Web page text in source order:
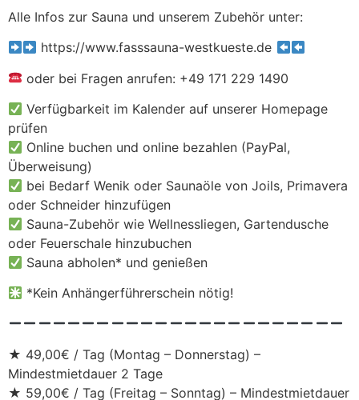
Alle Infos zur Sauna und unserem Zubehör unter:
https://www.fasssauna-westkueste.de
oder bei Fragen anrufen: +49 171 229 1490
Verfügbarkeit im Kalender auf unserer Homepage
prüfen
Online buchen und online bezahlen (PayPal,
Überweisung)
bei Bedarf Wenik oder Saunaöle von Joils, Primavera
oder Schneider hinzufügen
Sauna-Zubehör wie Wellnessliegen, Gartendusche
oder Feuerschale hinzubuchen
Sauna abholen* und genießen
*Kein Anhängerführerschein nötig!
★ 49,00€ / Tag (Montag – Donnerstag) –
Mindestmietdauer 2 Tage
★ 59,00€ / Tag (Freitag – Sonntag) – Mindestmietdauer